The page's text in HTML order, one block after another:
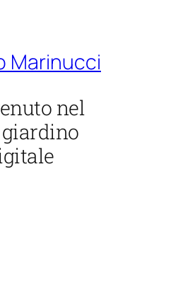
Marinucci
nel